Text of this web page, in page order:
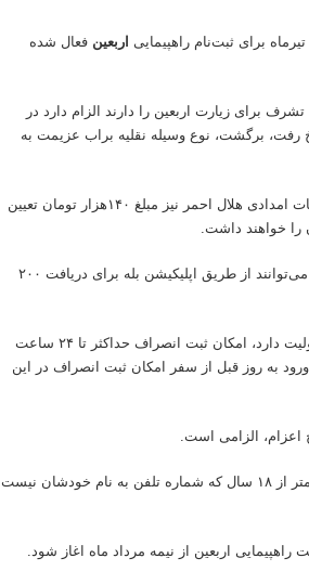
اربعین فعال شده
برای زیارت اربعین را دارند الزام دارد در
رفت، برگشت، نوع وسیله نقلیه براب عزیمت به
اظهار کرده است برای بیمه زائران و خدمات امدادی هلال احمر نیز مبلغ ۱۴۰هزار تومان تعیین
را خواهند داشت.
بعد از ثبت‌نام در سامانه سماح و دریافت کد پیگیری، متقاضیان می‌توانند از طریق اپلیکیشن بله برای دریافت ۲۰۰
بنابر اظهار سازمان حج که ماموریت ثبت نام اربعین را بر مسئولیت دارد، امکان ثبت انصراف حداکثر تا ۲۴ ساعت
به روز قبل از سفر امکان ثبت انصراف در این
امکان ثبت‌نام گروهی در سامانه نیز فراهم شده است. افراد کمتر از ۱۸ سال که شماره تلفن به نام خودشان نیست
اربعین از نیمه مرداد ماه اغاز شود.